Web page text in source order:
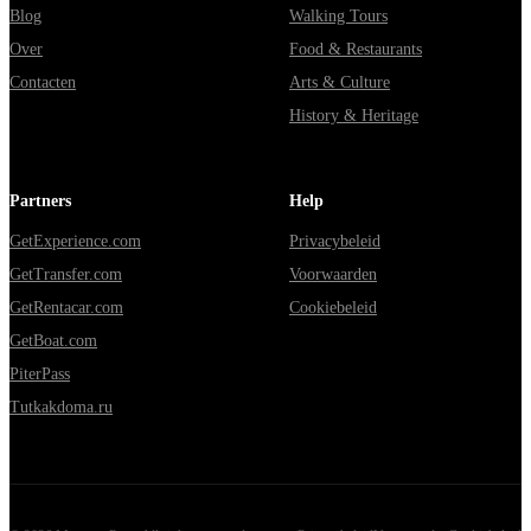
Blog
Over
Contacten
Walking Tours
Food & Restaurants
Arts & Culture
History & Heritage
Partners
GetExperience.com
GetTransfer.com
GetRentacar.com
GetBoat.com
PiterPass
Tutkakdoma.ru
Help
Privacybeleid
Voorwaarden
Cookiebeleid